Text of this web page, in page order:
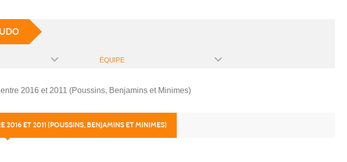
ÉQUIPE
2016 et 2011 (Poussins, Benjamins et Minimes)
2016 ET 2011 (POUSSINS, BENJAMINS ET MINIMES)